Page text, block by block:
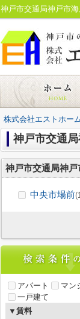
神戸市交通局神戸市
株式会社エストホー
神戸市交通
神戸市交通局神戸
中央市場前
アパート
マン
一戸建て
▼賃料